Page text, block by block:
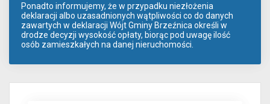
Ponadto informujemy, że w przypadku niezłożenia
deklaracji albo uzasadnionych wątpliwości co do danych
zawartych w deklaracji Wójt Gminy Brzeźnica określi w
drodze decyzji wysokość opłaty, biorąc pod uwagę ilość
osób zamieszkałych na danej nieruchomości.